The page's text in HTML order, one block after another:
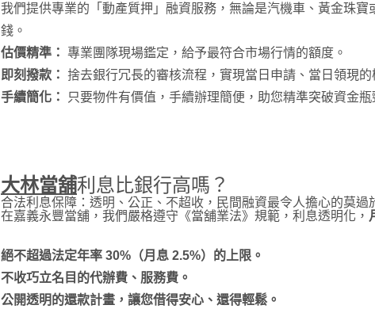
我們提供專業的「動產質押」融資服務， 無論是汽機車、黃金珠寶
錢。
估價精準： 專業團隊現場鑑定，給予最符合市場行情的額度。
即刻撥款：
捨去銀行冗長的審核流程，實現當日申請、當日領現的
手續簡化：
只要物件有價值，手續辦理簡便，助您精準突破資金瓶
大林當舖利息比銀行高嗎？
合法利息保障：透明、公正、不超收，民間融資最令人擔心的莫過
在嘉義永豐當舖，我們嚴格遵守《當舖業法》規範，利息透明化，
絕不超過法定年率 30%（月息 2.5%）的上限。
不收巧立名目的代辦費、服務費。
公開透明的還款計畫，讓您借得安心、還得輕鬆。